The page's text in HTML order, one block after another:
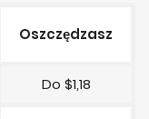
Oszczędzasz
Do $1,18